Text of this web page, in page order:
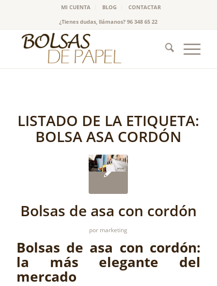
MI CUENTA BLOG
CONTACTAR
¿Tienes dudas, llámanos? 96 348 65 22
LISTADO DE LA ETIQUETA:
BOLSA ASA CORDÓN
Bolsas de asa con cordón
por marketing
Bolsas de asa con cordón:
la más elegante del
mercado